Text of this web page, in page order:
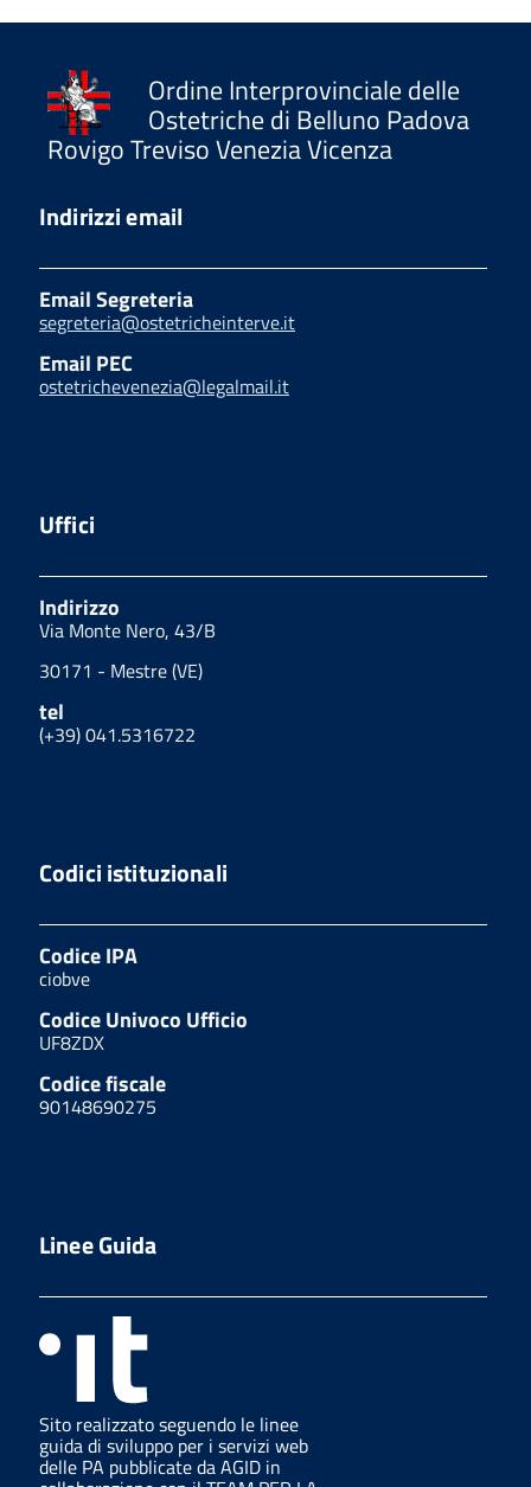
Ordine Interprovinciale delle
Ostetriche di Belluno Padova
Rovigo Treviso Venezia Vicenza
Indirizzi email
Email Segreteria
segreteria@ostetricheinterve.it
Email PEC
ostetrichevenezia@legalmail.it
Uffici
Indirizzo
Via Monte Nero, 43/B
30171 - Mestre (VE)
tel
(+39) 041.5316722
Codici istituzionali
Codice IPA
ciobve
Codice Univoco Ufficio
UF8ZDX
Codice fiscale
90148690275
Linee Guida
Sito realizzato seguendo le linee
guida di sviluppo per i servizi web
delle PA pubblicate da AGID in